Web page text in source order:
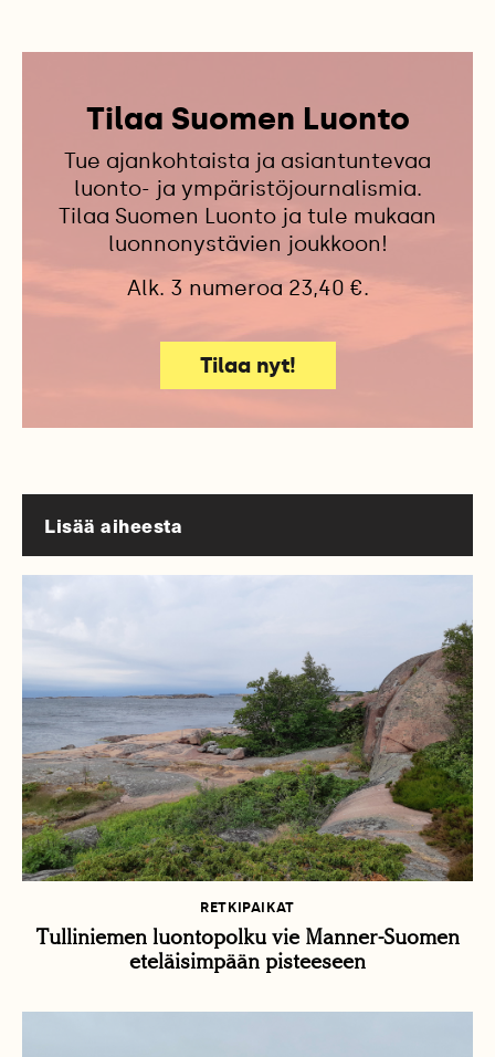
Tilaa Suomen Luonto
Tue ajankohtaista ja asiantuntevaa
luonto- ja ympäristöjournalismia.
Tilaa Suomen Luonto ja tule mukaan
luonnonystävien joukkoon!
Alk. 3 numeroa 23,40 €.
Tilaa nyt!
Lisää aiheesta
RETKIPAIKAT
Tulliniemen luontopolku vie Manner-Suomen
eteläisimpään pisteeseen